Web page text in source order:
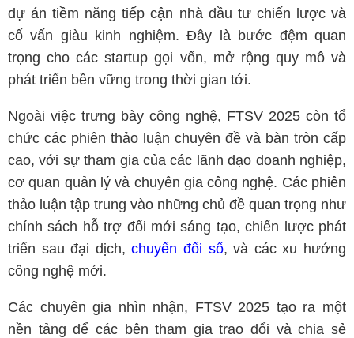
dự án tiềm năng tiếp cận nhà đầu tư chiến lược và
cố vấn giàu kinh nghiệm. Đây là bước đệm quan
trọng cho các startup gọi vốn, mở rộng quy mô và
phát triển bền vững trong thời gian tới.
Ngoài việc trưng bày công nghệ, FTSV 2025 còn tổ
chức các phiên thảo luận chuyên đề và bàn tròn cấp
cao, với sự tham gia của các lãnh đạo doanh nghiệp,
cơ quan quản lý và chuyên gia công nghệ. Các phiên
thảo luận tập trung vào những chủ đề quan trọng như
chính sách hỗ trợ đổi mới sáng tạo, chiến lược phát
triển sau đại dịch,chuyển đổi số, và các xu hướng
công nghệ mới.
Các chuyên gia nhìn nhận, FTSV 2025 tạo ra một
nền tảng để các bên tham gia trao đổi và chia sẻ